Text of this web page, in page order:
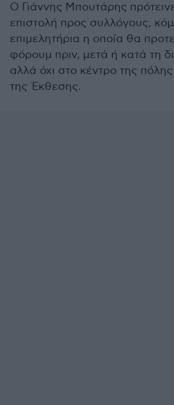
Ο Γιάννης Μπουτάρης
επιστολή προς συλλόγους,
επιμελητήρια η οποία θα
φόρουμ πριν, μετά ή κατά τη
αλλά όχι στο κέντρο της
της Έκθεσης.